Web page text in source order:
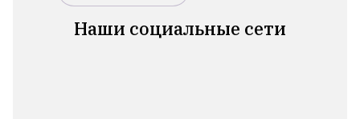
Наши социальные сети